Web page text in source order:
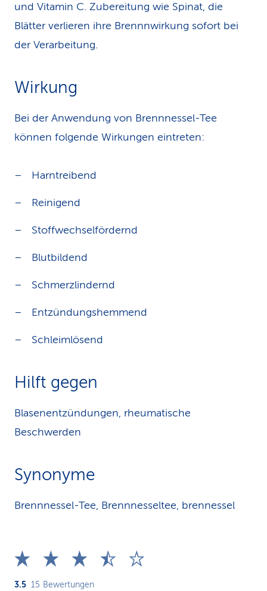
und Vitamin C. Zubereitung wie Spinat, die
Blätter verlieren ihre Brennnwirkung sofort bei
der Verarbeitung.
Wirkung
Bei der Anwendung von Brennnessel-Tee
können folgende Wirkungen eintreten:
Harntreibend
Reinigend
Stoffwechselfördernd
Blutbildend
Schmerzlindernd
Entzündungshemmend
Schleimlösend
Hilft gegen
Blasenentzündungen, rheumatische
Beschwerden
Synonyme
Brennnessel-Tee, Brennnesseltee, brennessel
3.5 15 Bewertungen